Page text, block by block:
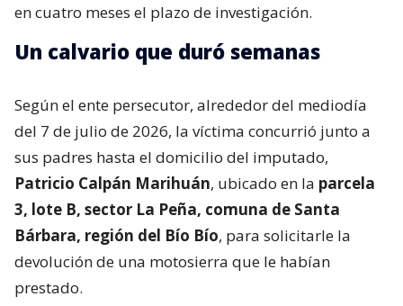
en cuatro meses el plazo de investigación.
Un calvario que duró semanas
Según el ente persecutor, alrededor del mediodía
del 7 de julio de 2026, la víctima concurrió junto a
sus padres hasta el domicilio del imputado,
Patricio Calpán Marihuán, ubicado en la parcela
3, lote B, sector La Peña, comuna de Santa
Bárbara, región del Bío Bío, para solicitarle la
devolución de una motosierra que le habían
prestado.